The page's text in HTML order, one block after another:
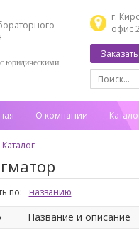
юридическими
г.
офис
О компании
Каталог
по: названию
Название и описание